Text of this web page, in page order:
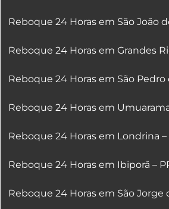
Reboque 24 Horas em São João
Reboque 24 Horas em Grandes
Reboque 24 Horas em São Pedro
Reboque 24 Horas em
Reboque 24 Horas em Londrina –
Reboque 24 Horas em Ibiporã –
Reboque 24 Horas em São Jorge